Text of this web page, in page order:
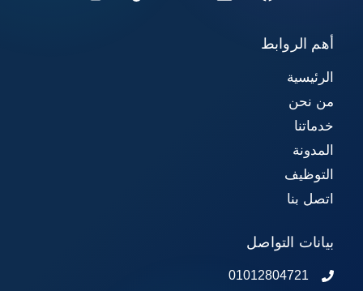
أهم الروابط
الرئيسية
من نحن
خدماتنا
المدونة
التوظيف
اتصل بنا
بيانات التواصل
01012804721